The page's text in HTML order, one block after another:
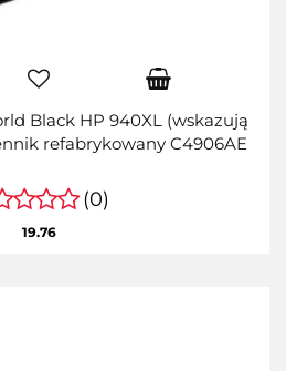
Black HP 940XL (wskazują
refabrykowany C4906AE
(0)
19.76